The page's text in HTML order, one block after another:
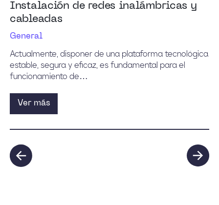
Instalación de redes inalámbricas y
cableadas
General
Actualmente, disponer de una plataforma tecnológica
estable, segura y eficaz, es fundamental para el
funcionamiento de…
Ver más